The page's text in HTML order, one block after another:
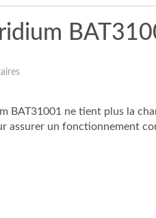
ne tient plus la
un fonctionnement